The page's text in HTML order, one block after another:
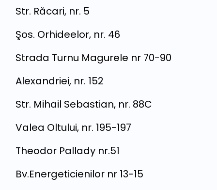
Str. Răcari, nr. 5
Şos. Orhideelor, nr. 46
Strada Turnu Magurele nr 70-90
Alexandriei, nr. 152
Str. Mihail Sebastian, nr. 88C
Valea Oltului, nr. 195-197
Theodor Pallady nr.51
Bv.Energeticienilor nr 13-15